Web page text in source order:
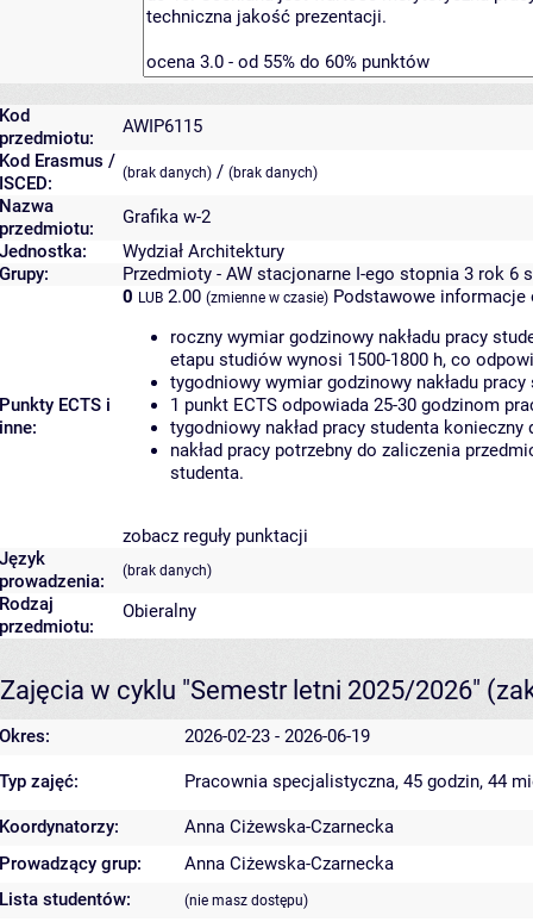
Kod
przedmiotu:
AWIP6115
Kod Erasmus /
ISCED:
(brak danych) / (brak danych)
Nazwa
przedmiotu:
Grafika w-2
Jednostka:
Wydział Architektury
Grupy:
Przedmioty - AW stacjonarne I-ego stopnia 3 rok 6
Punkty ECTS i
inne:
0 LUB 2.00 (zmienne w czasie) Podstawowe informacje
roczny wymiar godzinowy nakładu pracy
etapu studiów wynosi 1500-1800 h, co
tygodniowy wymiar godzinowy nakładu
1 punkt ECTS odpowiada 25-30 godzinom
tygodniowy nakład pracy studenta
nakład pracy potrzebny do zaliczenia
studenta.
zobacz reguły punktacji
Język
prowadzenia:
(brak danych)
Rodzaj
przedmiotu:
Obieralny
Zajęcia w cyklu "Semestr letni 2025/2026"
Okres: 2026-02-23 - 2026-06-19
Typ zajęć: Pracownia specjalistyczna, 45 godzin, 44
Koordynatorzy:
Anna Ciżewska-Czarnecka
Prowadzący grup:
Anna Ciżewska-Czarnecka
Lista studentów:
(nie masz dostępu)